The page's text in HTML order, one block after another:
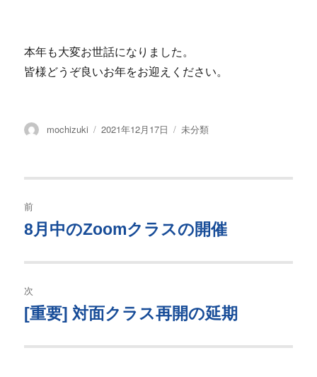
本年も大変お世話になりました。
皆様どうぞ良いお年をお迎えください。
投
mochizuki
投
2021年12月17日
カ
未分類
稿
ビ
ゲ
ー
前
過
の
投
稿:
8月中のZoomクラスの開催
次
次
投
[重要] 対面クラス再開の延期